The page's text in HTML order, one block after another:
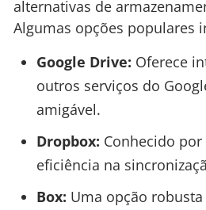
alternativas de
Algumas opções populares
Google Drive: Oferece
outros serviços do
amigável.
Dropbox: Conhecido
eficiência na
Box: Uma opção